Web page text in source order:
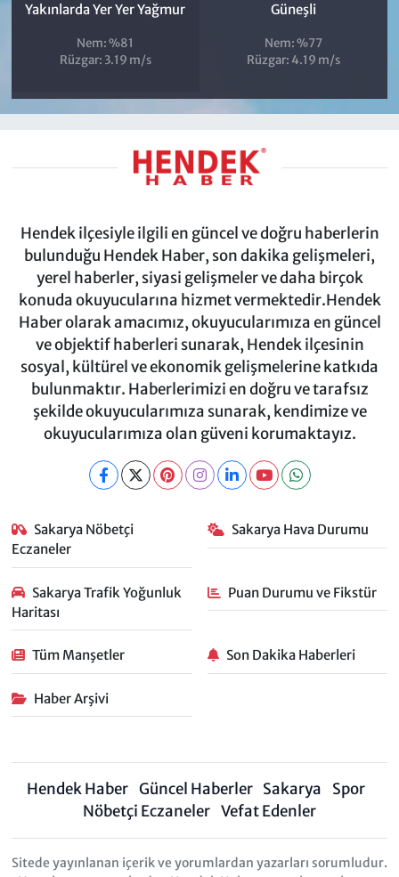
Yakınlarda Yer Yer Yağmur
Nem: %81
Rüzgar: 3.19 m/s
Güneşli
Nem: %77
Rüzgar: 4.19 m/s
Hendek ilçesiyle ilgili en güncel ve doğru haberlerin
bulunduğu Hendek Haber, son dakika gelişmeleri,
yerel haberler, siyasi gelişmeler ve daha birçok
konuda okuyucularına hizmet vermektedir.Hendek
Haber olarak amacımız, okuyucularımıza en güncel
ve objektif haberleri sunarak, Hendek ilçesinin
sosyal, kültürel ve ekonomik gelişmelerine katkıda
bulunmaktır. Haberlerimizi en doğru ve tarafsız
şekilde okuyucularımıza sunarak, kendimize ve
okuyucularımıza olan güveni korumaktayız.
Sakarya Nöbetçi
Eczaneler
Sakarya Hava Durumu
Sakarya Trafik Yoğunluk
Haritası
Puan Durumu ve Fikstür
Tüm Manşetler Son Dakika Haberleri
Haber Arşivi
Hendek Haber Güncel Haberler Sakarya
Spor
Nöbetçi Eczaneler Vefat Edenler
Sitede yayınlanan içerik ve yorumlardan yazarları sorumludur.